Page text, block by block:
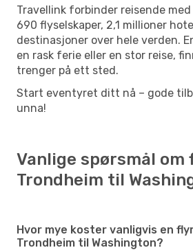
Travellink forbinder reisende
690 flyselskaper, 2,1 millioner
destinasjoner over hele verden.
en rask ferie eller en stor reise,
trenger på ett sted.
Start eventyret ditt nå – gode
unna!
Vanlige spørsmål
Trondheim til
Hvor mye koster vanligvis en
Trondheim til Washington?